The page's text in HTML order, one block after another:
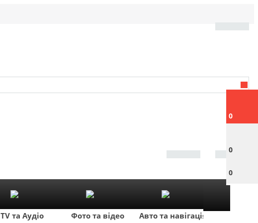
0
0
0
TV та Аудіо Фото та відео Авто та навігація